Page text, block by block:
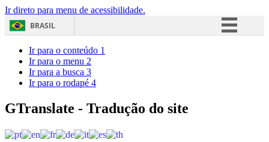
Ir direto para menu de acessibilidade.
BRASIL
Acesso à informação
Ir para o conteúdo 1
Ir para o menu 2
Ir para a busca 3
Ir para o rodapé 4
GTranslate - Tradução do site